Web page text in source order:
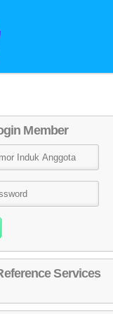
Member
Services